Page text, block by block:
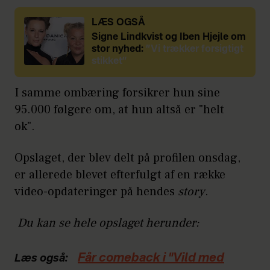
LÆS OGSÅ
Signe Lindkvist og Iben Hjejle om
stor nyhed: ”Vi trækker forsigtigt
stikket”
I samme ombæring forsikrer hun sine
95.000 følgere om, at hun altså er "helt
ok".
Opslaget, der blev delt på profilen onsdag,
er allerede blevet efterfulgt af en række
video-opdateringer på hendes story.
Du kan se hele opslaget herunder:
Læs også:
Får comeback i "Vild med